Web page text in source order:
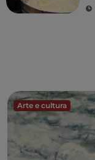
Arte e cultura